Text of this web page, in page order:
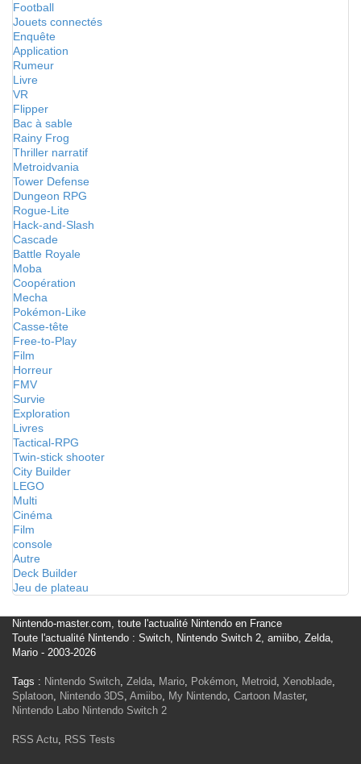
Football
Jouets connectés
Enquête
Application
Rumeur
Livre
VR
Flipper
Bac à sable
Rainy Frog
Thriller narratif
Metroidvania
Tower Defense
Dungeon RPG
Rogue-Lite
Hack-and-Slash
Cascade
Battle Royale
Moba
Coopération
Mecha
Pokémon-Like
Casse-tête
Free-to-Play
Film
Horreur
FMV
Survie
Exploration
Livres
Tactical-RPG
Twin-stick shooter
City Builder
LEGO
Multi
Cinéma
Film
console
Autre
Deck Builder
Jeu de plateau
Nintendo-master.com, toute l'actualité Nintendo en France
Toute l'actualité Nintendo : Switch, Nintendo Switch 2, amiibo, Zelda,
Mario - 2003-2026
Tags : Nintendo Switch, Zelda, Mario, Pokémon, Metroid, Xenoblade,
Splatoon, Nintendo 3DS, Amiibo, My Nintendo, Cartoon Master,
Nintendo Labo Nintendo Switch 2
RSS Actu, RSS Tests